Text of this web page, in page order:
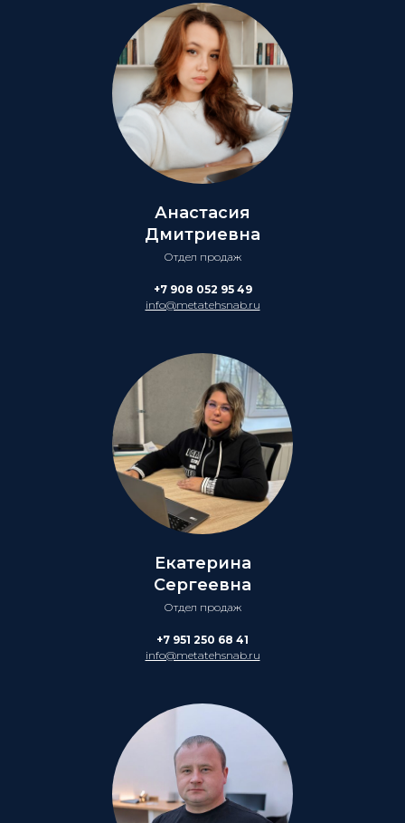
Анастасия
Дмитриевна
Отдел продаж
+7 908 052 95 49
info@metatehsnab.ru
Екатерина
Сергеевна
Отдел продаж
+7 951 250 68 41
info@metatehsnab.ru